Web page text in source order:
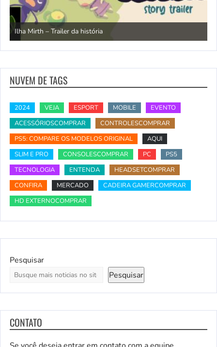
Ilha Mirth – Trailer da história
NUVEM DE TAGS
2024 VEJA ESPORT MOBILE
EVENTO
ACESSÓRIOSCOMPRAR
CONTROLESCOMPRAR
PS5: COMPARE OS MODELOS ORIGINAL
AQUI
SLIM E PRO
CONSOLESCOMPRAR PC
PS5
TECNOLOGIA
ENTENDA
HEADSETCOMPRAR
CONFIRA
MERCADO
CADEIRA GAMERCOMPRAR
HD EXTERNOCOMPRAR
Pesquisar
Pesquisar
CONTATO